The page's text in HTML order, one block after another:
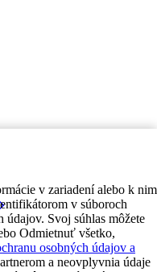
v zariadení alebo k nim
v súboroch
údajov. Svoj súhlas môžete
Odmietnuť všetko,
osobných údajov a
a neovplyvnia údaje